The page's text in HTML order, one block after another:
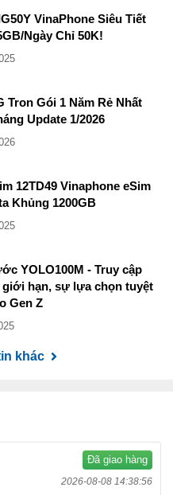
VinaPhone Siêu Tiết
Ngày Chỉ 50K!
Tron Gói 1 Năm Rẻ Nhất
Update 1/2026
12TD49 Vinaphone eSim
Khủng 1200GB
YOLO100M - Truy cập
giới hạn, sự lựa chọn tuyệt
Gen Z
khác
Đã giao hàng
2026-08-08 14:38:56